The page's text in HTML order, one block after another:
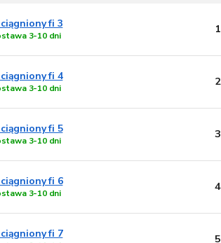
fi 3
3-10 dni
fi 4
3-10 dni
fi 5
3-10 dni
fi 6
3-10 dni
fi 7